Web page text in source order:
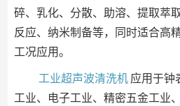
碎、乳化、分散、助溶、提取萃
反应、纳米制备等，同时适合高
工况应用。
工业超声波清洗机 应用于钟
工业、电子工业、精密五金工业